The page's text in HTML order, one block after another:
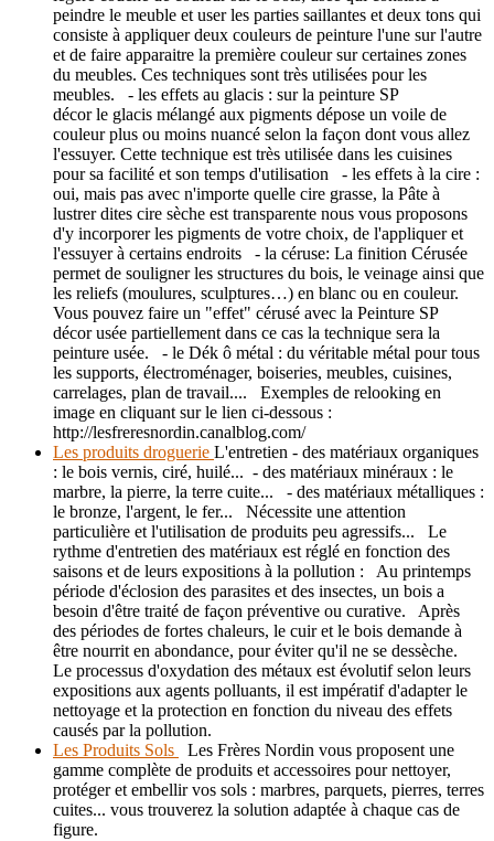
peindre le meuble et user les parties saillantes et deux tons qui
consiste à appliquer deux couleurs de peinture l'une sur l'autre
et de faire apparaitre la première couleur sur certaines zones
du meubles. Ces techniques sont très utilisées pour les
meubles. - les effets au glacis : sur la peinture SP
décor le glacis mélangé aux pigments dépose un voile de
couleur plus ou moins nuancé selon la façon dont vous allez
l'essuyer. Cette technique est très utilisée dans les cuisines
pour sa facilité et son temps d'utilisation - les effets à la cire :
oui, mais pas avec n'importe quelle cire grasse, la Pâte à
lustrer dites cire sèche est transparente nous vous proposons
d'y incorporer les pigments de votre choix, de l'appliquer et
l'essuyer à certains endroits - la céruse: La finition Cérusée
permet de souligner les structures du bois, le veinage ainsi que
les reliefs (moulures, sculptures…) en blanc ou en couleur.
Vous pouvez faire un "effet" cérusé avec la Peinture SP
décor usée partiellement dans ce cas la technique sera la
peinture usée. - le Dék ô métal : du véritable métal pour tous
les supports, électroménager, boiseries, meubles, cuisines,
carrelages, plan de travail.... Exemples de relooking en
image en cliquant sur le lien ci-dessous :
http://lesfreresnordin.canalblog.com/
Les produits droguerie L'entretien - des matériaux organiques
: le bois vernis, ciré, huilé... - des matériaux minéraux : le
marbre, la pierre, la terre cuite... - des matériaux métalliques :
le bronze, l'argent, le fer... Nécessite une attention
particulière et l'utilisation de produits peu agressifs... Le
rythme d'entretien des matériaux est réglé en fonction des
saisons et de leurs expositions à la pollution : Au printemps
période d'éclosion des parasites et des insectes, un bois a
besoin d'être traité de façon préventive ou curative. Après
des périodes de fortes chaleurs, le cuir et le bois demande à
être nourrit en abondance, pour éviter qu'il ne se dessèche.
Le processus d'oxydation des métaux est évolutif selon leurs
expositions aux agents polluants, il est impératif d'adapter le
nettoyage et la protection en fonction du niveau des effets
causés par la pollution.
Les Produits Sols
Les Frères Nordin vous proposent une
gamme complète de produits et accessoires pour nettoyer,
protéger et embellir vos sols : marbres, parquets, pierres, terres
cuites... vous trouverez la solution adaptée à chaque cas de
figure.